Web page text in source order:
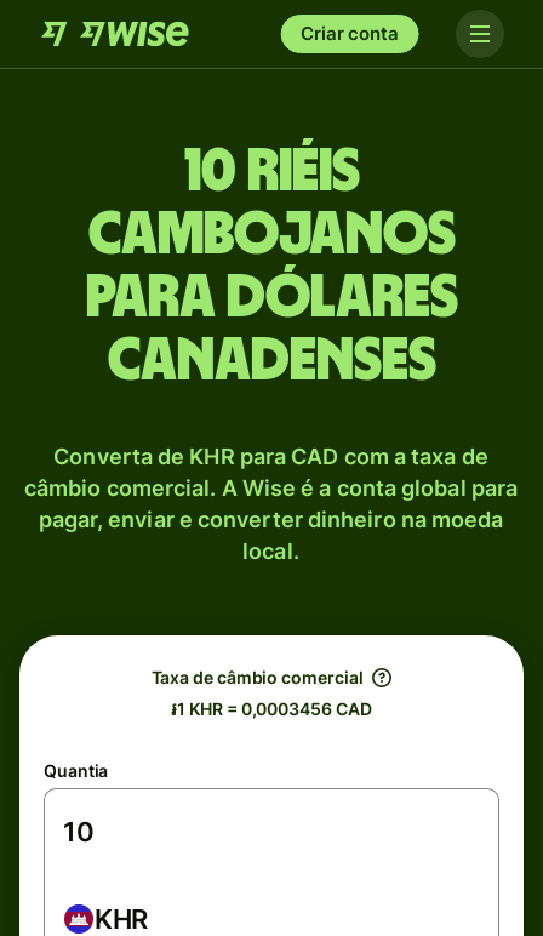
Criar conta
10 Riéis
cambojanos
para Dólares
canadenses
Converta de KHR para CAD com a taxa de
câmbio comercial. A Wise é a conta global para
pagar, enviar e converter dinheiro na moeda
local.
Taxa de câmbio comercial
៛1 KHR = 0,0003456 CAD
Quantia
KHR